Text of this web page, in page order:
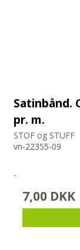
Satinbånd.
pr. m.
STOF og STUFF
vn-22355-09
-
7,00 DKK